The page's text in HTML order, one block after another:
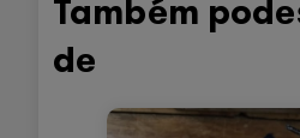
Também
de